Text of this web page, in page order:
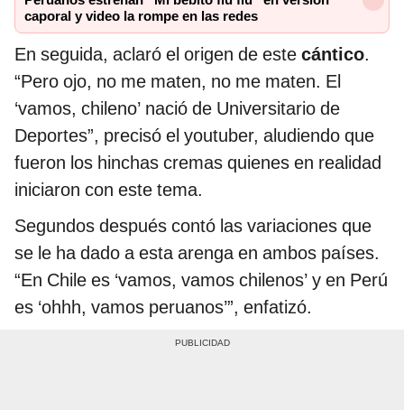
caporal y video la rompe en las redes
En seguida, aclaró el origen de este cántico.
“Pero ojo, no me maten, no me maten. El
‘vamos, chileno’ nació de Universitario de
Deportes”, precisó el youtuber, aludiendo que
fueron los hinchas cremas quienes en realidad
iniciaron con este tema.
Segundos después contó las variaciones que
se le ha dado a esta arenga en ambos países.
“En Chile es ‘vamos, vamos chilenos’ y en Perú
es ‘ohhh, vamos peruanos’”, enfatizó.